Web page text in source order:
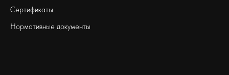
Сертификаты
Нормативные документы